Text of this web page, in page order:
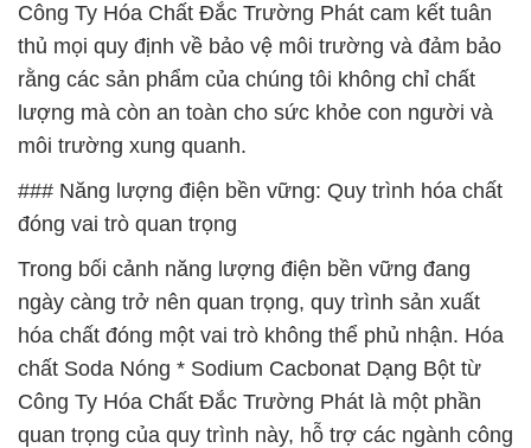
Công Ty Hóa Chất Đắc Trường Phát cam kết tuân
thủ mọi quy định về bảo vệ môi trường và đảm bảo
rằng các sản phẩm của chúng tôi không chỉ chất
lượng mà còn an toàn cho sức khỏe con người và
môi trường xung quanh.
### Năng lượng điện bền vững: Quy trình hóa chất
đóng vai trò quan trọng
Trong bối cảnh năng lượng điện bền vững đang
ngày càng trở nên quan trọng, quy trình sản xuất
hóa chất đóng một vai trò không thể phủ nhận. Hóa
chất Soda Nóng * Sodium Cacbonat Dạng Bột từ
Công Ty Hóa Chất Đắc Trường Phát là một phần
quan trọng của quy trình này, hỗ trợ các ngành công